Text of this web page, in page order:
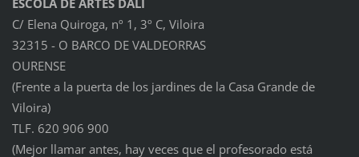
C/ Elena Quiroga, nº 1, 3º C, Viloira
32315 - O BARCO DE VALDEORRAS
OURENSE
(Frente a la puerta de los jardines de la Casa Grande de
Viloira)
TLF. 620 906 900
(Mejor llamar antes, hay veces que el profesorado está